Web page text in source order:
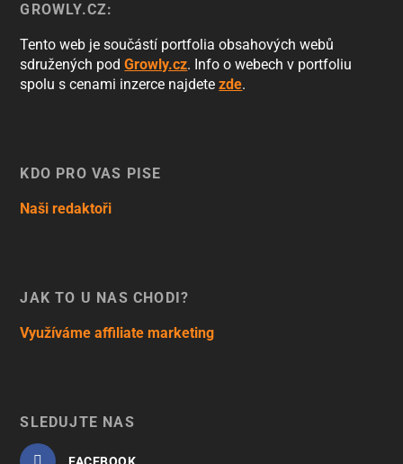
GROWLY.CZ:
Tento web je součástí portfolia obsahových webů
sdružených podGrowly.cz. Info o webech v portfoliu
spolu s cenami inzerce najdetezde.
KDO PRO VÁS PÍŠE
Naši redaktoři
JAK TO U NÁS CHODÍ?
Využíváme affiliate marketing
SLEDUJTE NÁS